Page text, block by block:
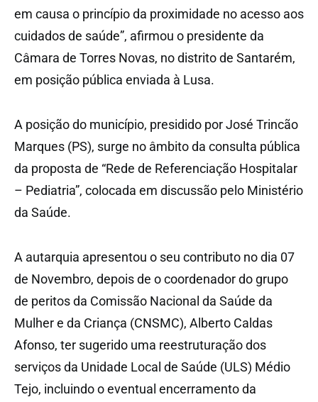
em causa o princípio da proximidade no acesso aos
cuidados de saúde”, afirmou o presidente da
Câmara de Torres Novas, no distrito de Santarém,
em posição pública enviada à Lusa.
A posição do município, presidido por José Trincão
Marques (PS), surge no âmbito da consulta pública
da proposta de “Rede de Referenciação Hospitalar
– Pediatria”, colocada em discussão pelo Ministério
da Saúde.
A autarquia apresentou o seu contributo no dia 07
de Novembro, depois de o coordenador do grupo
de peritos da Comissão Nacional da Saúde da
Mulher e da Criança (CNSMC), Alberto Caldas
Afonso, ter sugerido uma reestruturação dos
serviços da Unidade Local de Saúde (ULS) Médio
Tejo, incluindo o eventual encerramento da